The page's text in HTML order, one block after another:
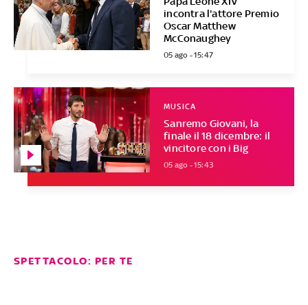
incontra l'attore Premio
Oscar Matthew
McConaughey
05 ago - 15:47
Sanremo Giovani, la
finale il 18 dicembre: il
vincitore con i Big
MUSICA
05 ago - 15:43
SPETTACOLO: PER TE